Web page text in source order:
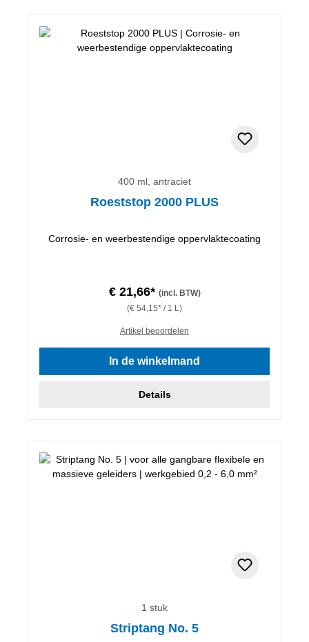
400 ml, antraciet
Roeststop 2000 PLUS
Corrosie- en weerbestendige oppervlaktecoating
€ 21,66* (incl. BTW)
(€ 54,15* / 1 L)
Artikel beoordelen
In de winkelmand
Details
1 stuk
Striptang No. 5